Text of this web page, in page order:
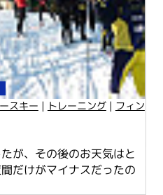
スキー | トレーニング| フィン
が、その後のお天気はと
だけがマイナスだったの